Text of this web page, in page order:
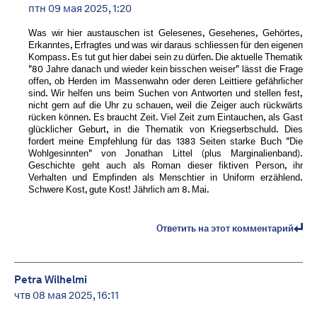
птн 09 мая 2025, 1:20
Was wir hier austauschen ist Gelesenes, Gesehenes, Gehörtes,
Erkanntes, Erfragtes und was wir daraus schliessen für den eigenen
Kompass. Es tut gut hier dabei sein zu dürfen. Die aktuelle Thematik
"80 Jahre danach und wieder kein bisschen weiser" lässt die Frage
offen, ob Herden im Massenwahn oder deren Leittiere gefährlicher
sind. Wir helfen uns beim Suchen von Antworten und stellen fest,
nicht gern auf die Uhr zu schauen, weil die Zeiger auch rückwärts
rücken können. Es braucht Zeit. Viel Zeit zum Eintauchen, als Gast
glücklicher Geburt, in die Thematik von Kriegserbschuld. Dies
fordert meine Empfehlung für das 1383 Seiten starke Buch "Die
Wohlgesinnten" von Jonathan Littel (plus Marginalienband).
Geschichte geht auch als Roman dieser fiktiven Person, ihr
Verhalten und Empfinden als Menschtier in Uniform erzählend.
Schwere Kost, gute Kost! Jährlich am 8. Mai.
Ответить на этот комментарий
Petra Wilhelmi
чтв 08 мая 2025, 16:11